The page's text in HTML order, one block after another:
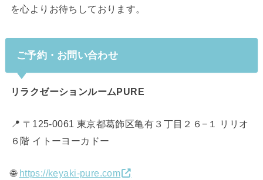
を心よりお待ちしております。
ご予約・お問い合わせ
リラクゼーションルームPURE
📍 〒125-0061 東京都葛飾区亀有３丁目２６−１ リリオ
６階 イトーヨーカドー
🌐 https://keyaki-pure.com